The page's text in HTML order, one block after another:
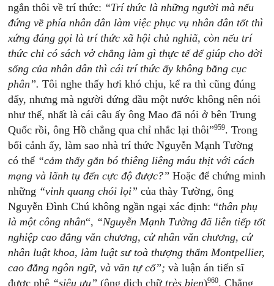
ngắn thôi về trí thức: “Trí thức là những người mà nếu
đứng về phía nhân dân làm việc phục vụ nhân dân tốt thì
xứng đáng gọi là trí thức xã hội chủ nghiã, còn nếu trí
thức chỉ có sách vở chẳng làm gì thực tế để giúp cho đời
sống của nhân dân thì cái trí thức ấy không bằng cục
phân”. Tôi nghe thấy hơi khó chịu, kể ra thì cũng đúng
đấy, nhưng mà người đứng đầu một nước không nên nói
như thế, nhất là cái câu ấy ông Mao đã nói ở bên Trung
Quốc rồi, ông Hồ chẳng qua chỉ nhắc lại thôi”959. Trong
bối cảnh ấy, làm sao nhà trí thức Nguyễn Mạnh Tường
có thể “cảm thấy gắn bó thiêng liêng máu thịt với cách
mạng và lãnh tụ đến cực độ được?” Hoặc để chứng minh
những “vinh quang chói lọi” của thày Tường, ông
Nguyễn Đình Chú không ngần ngại xác định: “thân phụ
là một công nhân“, “Nguyễn Mạnh Tường đã liên tiếp tốt
nghiệp cao đẳng văn chương, cử nhân văn chương, cử
nhân luật khoa, làm luật sư toà thượng thẩm Montpellier,
cao đẳng ngôn ngữ, và văn tự cổ”; và luận án tiến sĩ
được phê “siêu ưu” (ông dịch chữtrès bien)960. Chẳng